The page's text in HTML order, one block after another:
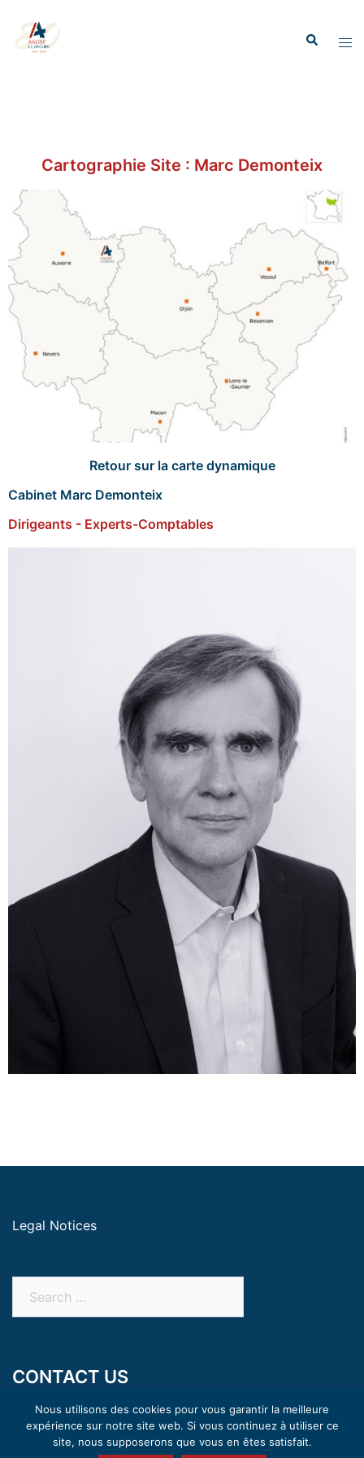
Cartographie Site : Marc Demonteix
Retour sur la carte dynamique
Cabinet Marc Demonteix
Dirigeants - Experts-Comptables
Legal Notices
CONTACT US
+ 33 3 80 26 23 00
Nous utilisons des cookies pour vous garantir la meilleure
expérience sur notre site web. Si vous continuez à utiliser ce
site, nous supposerons que vous en êtes satisfait.